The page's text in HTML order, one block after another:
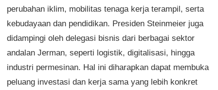
perubahan iklim, mobilitas tenaga kerja terampil, serta
kebudayaan dan pendidikan. Presiden Steinmeier juga
didampingi oleh delegasi bisnis dari berbagai sektor
andalan Jerman, seperti logistik, digitalisasi, hingga
industri permesinan. Hal ini diharapkan dapat membuka
peluang investasi dan kerja sama yang lebih konkret